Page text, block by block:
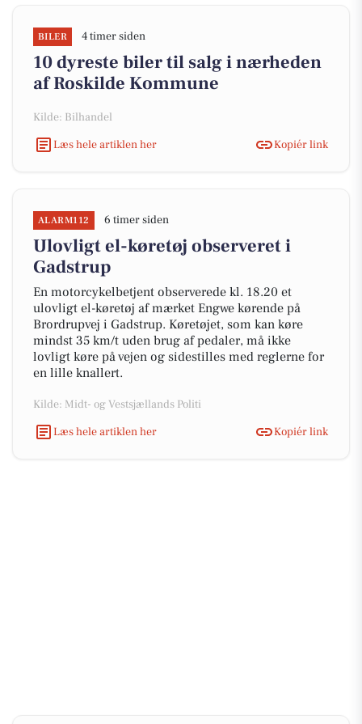
BILER 4 timer siden
10 dyreste biler til salg i nærheden
af Roskilde Kommune
Kilde: Bilhandel
Læs hele artiklen her
Kopiér link
ALARM112 6 timer siden
Ulovligt el-køretøj observeret i
Gadstrup
En motorcykelbetjent observerede kl. 18.20 et
ulovligt el-køretøj af mærket Engwe kørende på
Brordrupvej i Gadstrup. Køretøjet, som kan køre
mindst 35 km/t uden brug af pedaler, må ikke
lovligt køre på vejen og sidestilles med reglerne for
en lille knallert.
Kilde: Midt- og Vestsjællands Politi
Læs hele artiklen her
Kopiér link